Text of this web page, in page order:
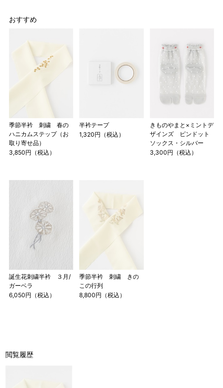
おすすめ
季節半衿 刺繍 春の
ハニカムステップ（お
取り寄せ品）
3,850円（税込）
半衿テープ
1,320円（税込）
きものやまと×ミントデ
ザインズ ピンドット
ソックス・シルバー
3,300円（税込）
誕生花刺繍半衿 ３月/
ガーベラ
6,050円（税込）
季節半衿 刺繍 きの
この行列
8,800円（税込）
閲覧履歴